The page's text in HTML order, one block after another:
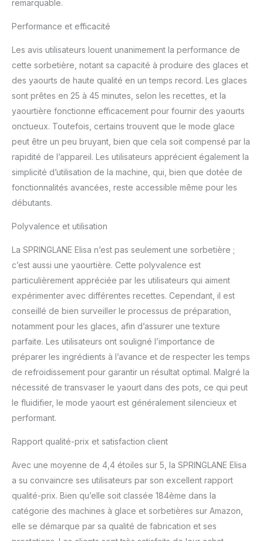
-35 degrés ÉQUIPEMENT
- Elisa impressionne par
son compresseur
entièrement automatique
et auto-refroidissant, son
élément chauffant, son
yaourt amovible, son
couvercle avec fenêtre
de visualisation, sa partie
mélangeuse, son verre
cuillère à glace et son
pourquoi nous offrons un
service client
personnalisé et des
retours gratuits.
remarquable.
Performance et efficacité
Les avis utilisateurs louent unanimement la performance de
cette sorbetière, notant sa capacité à produire des glaces et
des yaourts de haute qualité en un temps record. Les glaces
sont prêtes en 25 à 45 minutes, selon les recettes, et la
yaourtière fonctionne efficacement pour fournir des yaourts
onctueux. Toutefois, certains trouvent que le mode glace
peut être un peu bruyant, bien que cela soit compensé par la
rapidité de l’appareil. Les utilisateurs apprécient également la
simplicité d’utilisation de la machine, qui, bien que dotée de
fonctionnalités avancées, reste accessible même pour les
débutants.
Polyvalence et utilisation
La SPRINGLANE Elisa n’est pas seulement une sorbetière ;
c’est aussi une yaourtière. Cette polyvalence est
particulièrement appréciée par les utilisateurs qui aiment
expérimenter avec différentes recettes. Cependant, il est
conseillé de bien surveiller le processus de préparation,
notamment pour les glaces, afin d’assurer une texture
parfaite. Les utilisateurs ont souligné l’importance de
préparer les ingrédients à l’avance et de respecter les temps
de refroidissement pour garantir un résultat optimal. Malgré la
nécessité de transvaser le yaourt dans des pots, ce qui peut
le fluidifier, le mode yaourt est généralement silencieux et
performant.
Rapport qualité-prix et satisfaction client
Avec une moyenne de 4,4 étoiles sur 5, la SPRINGLANE Elisa
a su convaincre ses utilisateurs par son excellent rapport
qualité-prix. Bien qu’elle soit classée 184ème dans la
catégorie des machines à glace et sorbetières sur Amazon,
elle se démarque par sa qualité de fabrication et ses